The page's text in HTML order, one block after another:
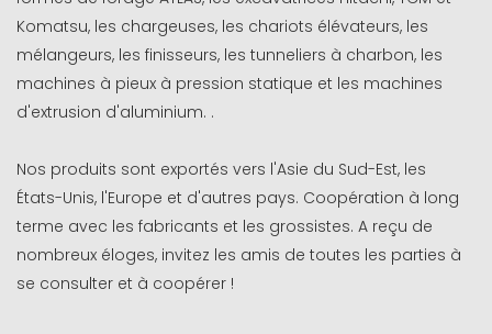
Komatsu, les chargeuses, les chariots élévateurs, les
mélangeurs, les finisseurs, les tunneliers à charbon, les
machines à pieux à pression statique et les machines
d'extrusion d'aluminium. .
Nos produits sont exportés vers l'Asie du Sud-Est, les
États-Unis, l'Europe et d'autres pays. Coopération à long
terme avec les fabricants et les grossistes. A reçu de
nombreux éloges, invitez les amis de toutes les parties à
se consulter et à coopérer !